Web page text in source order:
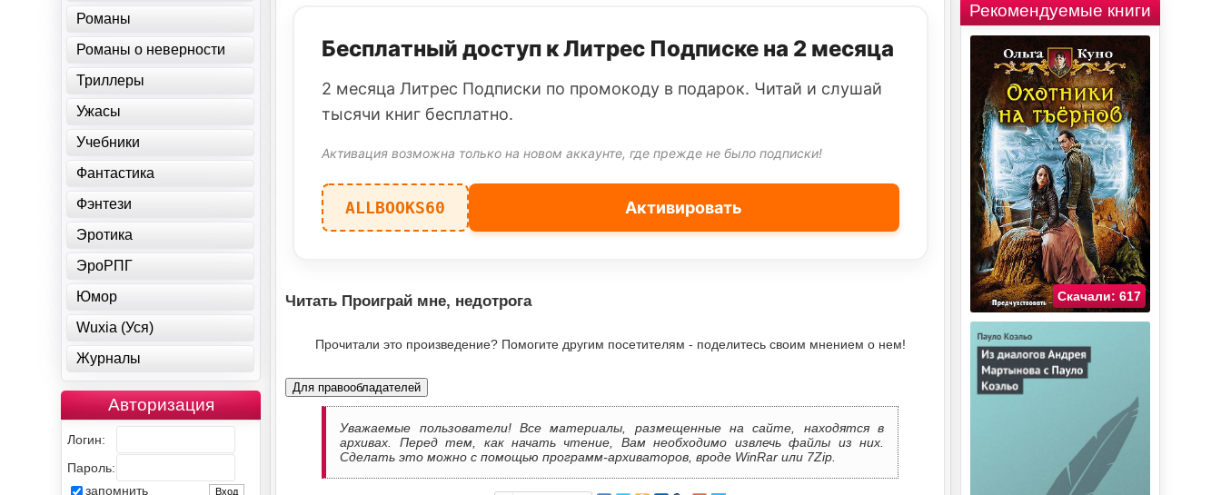
Бесплатный доступ к Литрес Подписке на 2 месяца
2 месяца Литрес Подписки по промокоду в подарок. Читай и слушай
тысячи книг бесплатно.
Активация возможна только на новом аккаунте, где прежде не было подписки!
ALLBOOKS60 Активировать
Читать Проиграй мне, недотрога
Прочитали это произведение? Помогите другим посетителям - поделитесь своим мнением о нем!
Для правообладателей
Уважаемые пользователи! Все материалы, размещенные на сайте, находятся в
архивах. Перед тем, как начать чтение, Вам необходимо извлечь файлы из них.
Сделать это можно с помощью программ-архиваторов, вроде WinRar или 7Zip.
Романы
Романы о неверности
Триллеры
Ужасы
Учебники
Фантастика
Фэнтези
Эротика
ЭроРПГ
Юмор
Wuxia (Уся)
Журналы
Авторизация
Логин:
Пароль:
запомнить
Рекомендуемые книги
Скачали: 617